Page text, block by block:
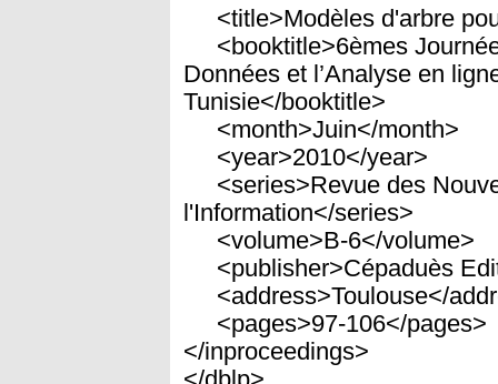
<title>Modèles d'arbre
<booktitle>6èmes
Données et l’Analyse en
Tunisie</booktitle>
<month>Juin</month>
<year>2010</year>
<series>Revue des
l'Information</series>
<volume>B-6</volume>
<publisher>Cépaduès
<address>Toulouse</
<pages>97-106</pages>
</inproceedings>